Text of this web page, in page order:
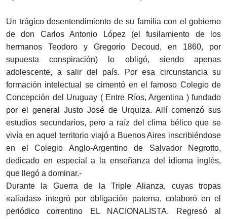
Un trágico desentendimiento de su familia con el gobierno
de don Carlos Antonio López (el fusilamiento de los
hermanos Teodoro y Gregorio Decoud, en 1860, por
supuesta conspiración) lo obligó, siendo apenas
adolescente, a salir del país. Por esa circunstancia su
formación intelectual se cimentó en el famoso Colegio de
Concepción del Uruguay ( Entre Ríos, Argentina ) fundado
por el general Justo José de Urquiza. Allí comenzó sus
estudios secundarios, pero a raíz del clima bélico que se
vivía en aquel territorio viajó a Buenos Aires inscribiéndose
en el Colegio Anglo-Argentino de Salvador Negrotto,
dedicado en especial a la enseñanza del idioma inglés,
que llegó a dominar.-
Durante la Guerra de la Triple Alianza, cuyas tropas
«aliadas» integró por obligación paterna, colaboró en el
periódico correntino EL NACIONALISTA. Regresó al